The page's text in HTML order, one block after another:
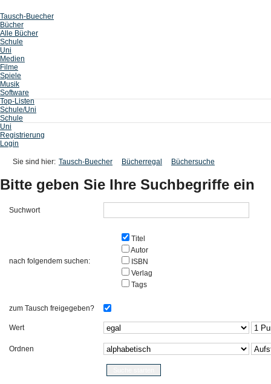
Tausch-Buecher
Bücher
Alle Bücher
Schule
Uni
Medien
Filme
Spiele
Musik
Software
Top-Listen
Schule/Uni
Schule
Uni
Registrierung
Login
Sie sind hier: Tausch-Buecher Bücherregal Büchersuche
Bitte geben Sie Ihre Suchbegriffe ein
Suchwort
nach folgendem suchen:
Titel
Autor
ISBN
Verlag
Tags
zum Tausch freigegeben?
Wert
Ordnen